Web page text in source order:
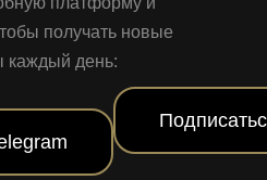
получать новые
каждый день: